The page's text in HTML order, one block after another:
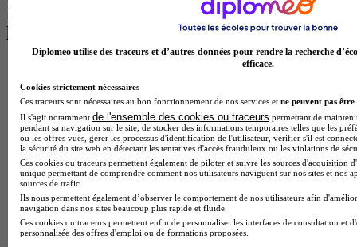
Les intitulés de diplôme par alternance
les plus recherchés
BTS Dietetique en alternance
BTS Mco en alternance
BTS Pi en alternance
BTS Sp3s en alternance
Master CCA en alternance
BTS Ndrc en alternance
BTS Sam en alternance
Cap Fleuriste en alternance
BTS Sio en alternance
MSc Marketing Digital en alternance
BTS Gpme en alternance
Cap Electricien en alternance
Diplomeo utilise des traceurs et d’autres données pour rendre la recherche
efficace.
Cookies strictement nécessaires
Ces traceurs sont nécessaires au bon fonctionnement de nos services et ne peuvent pas être
Il s'agit notamment de l'ensemble des cookies ou traceurs permettant de
pendant sa navigation sur le site, de stocker des informations temporaires telles que les
ou les offres vues, gérer les processus d'identification de l'utilisateur, vérifier s'il est
la sécurité du site web en détectant les tentatives d'accès frauduleux ou les violations de
Ces cookies ou traceurs permettent également de piloter et suivre les sources d'acquisition
unique permettant de comprendre comment nos utilisateurs naviguent sur nos sites et nos
sources de trafic.
Ils nous permettent également d’observer le comportement de nos utilisateurs afin
navigation dans nos sites beaucoup plus rapide et fluide.
Ces cookies ou traceurs permettent enfin de personnaliser les interfaces de consultation et
personnalisée des offres d'emploi ou de formations proposées.